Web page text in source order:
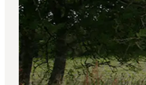
Natur
Se og oplev
Byer
Events
Udforsk